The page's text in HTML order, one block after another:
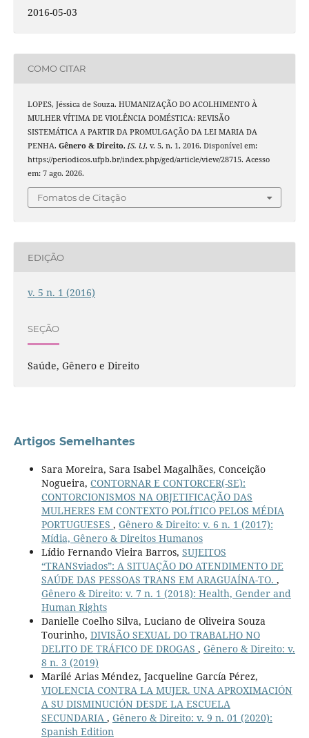
2016-05-03
COMO CITAR
LOPES, Jéssica de Souza. HUMANIZAÇÃO DO ACOLHIMENTO À
MULHER VÍTIMA DE VIOLÊNCIA DOMÉSTICA: REVISÃO
SISTEMÁTICA A PARTIR DA PROMULGAÇÃO DA LEI MARIA DA
PENHA. Gênero & Direito, [S. l.], v. 5, n. 1, 2016. Disponível em:
https://periodicos.ufpb.br/index.php/ged/article/view/28715. Acesso
em: 7 ago. 2026.
Fomatos de Citação
EDIÇÃO
v. 5 n. 1 (2016)
SEÇÃO
Saúde, Gênero e Direito
Artigos Semelhantes
Sara Moreira, Sara Isabel Magalhães, Conceição
Nogueira, CONTORNAR E CONTORCER(-SE):
CONTORCIONISMOS NA OBJETIFICAÇÃO DAS
MULHERES EM CONTEXTO POLÍTICO PELOS MÉDIA
PORTUGUESES , Gênero & Direito: v. 6 n. 1 (2017):
Mídia, Gênero & Direitos Humanos
Lídio Fernando Vieira Barros, SUJEITOS
“TRANSviados”: A SITUAÇÃO DO ATENDIMENTO DE
SAÚDE DAS PESSOAS TRANS EM ARAGUAÍNA-TO. ,
Gênero & Direito: v. 7 n. 1 (2018): Health, Gender and
Human Rights
Danielle Coelho Silva, Luciano de Oliveira Souza
Tourinho, DIVISÃO SEXUAL DO TRABALHO NO
DELITO DE TRÁFICO DE DROGAS , Gênero & Direito: v.
8 n. 3 (2019)
Marilé Arias Méndez, Jacqueline García Pérez,
VIOLENCIA CONTRA LA MUJER. UNA APROXIMACIÓN
A SU DISMINUCIÓN DESDE LA ESCUELA
SECUNDARIA , Gênero & Direito: v. 9 n. 01 (2020):
Spanish Edition